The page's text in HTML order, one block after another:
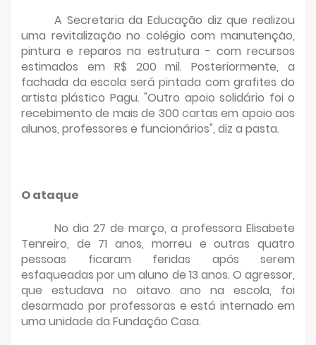
A Secretaria da Educação diz que realizou
uma revitalização no colégio com manutenção,
pintura e reparos na estrutura - com recursos
estimados em R$ 200 mil. Posteriormente, a
fachada da escola será pintada com grafites do
artista plástico Pagu. "Outro apoio solidário foi o
recebimento de mais de 300 cartas em apoio aos
alunos, professores e funcionários", diz a pasta.
O ataque
No dia 27 de março, a professora Elisabete
Tenreiro, de 71 anos, morreu e outras quatro
pessoas ficaram feridas após serem
esfaqueadas por um aluno de 13 anos. O agressor,
que estudava no oitavo ano na escola, foi
desarmado por professoras e está internado em
uma unidade da Fundação Casa.